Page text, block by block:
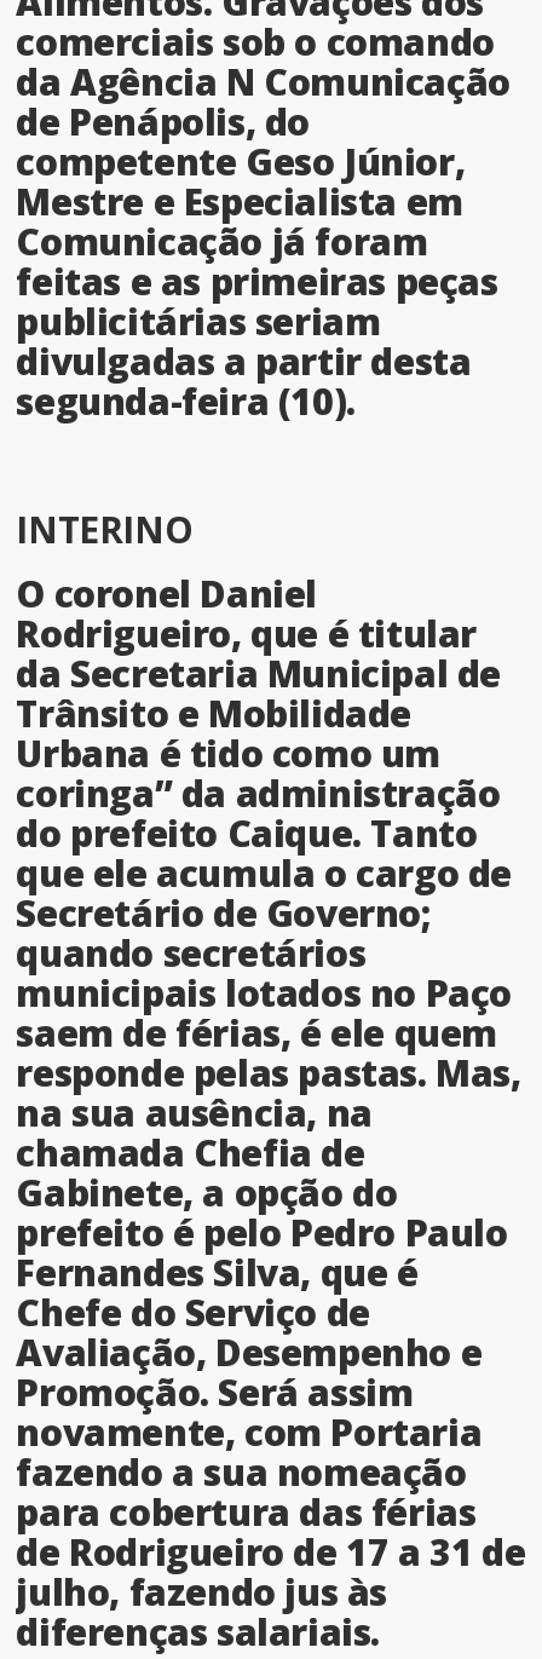
comerciais sob o comando
da Agência N Comunicação
de Penápolis, do
competente Geso Júnior,
Mestre e Especialista em
Comunicação já foram
feitas e as primeiras peças
publicitárias seriam
divulgadas a partir desta
segunda-feira (10).
INTERINO
O coronel Daniel
Rodrigueiro, que é titular
da Secretaria Municipal de
Trânsito e Mobilidade
Urbana é tido como um
coringa” da administração
do prefeito Caique. Tanto
que ele acumula o cargo de
Secretário de Governo;
quando secretários
municipais lotados no Paço
saem de férias, é ele quem
responde pelas pastas. Mas,
na sua ausência, na
chamada Chefia de
Gabinete, a opção do
prefeito é pelo Pedro Paulo
Fernandes Silva, que é
Chefe do Serviço de
Avaliação, Desempenho e
Promoção. Será assim
novamente, com Portaria
fazendo a sua nomeação
para cobertura das férias
de Rodrigueiro de 17 a 31 de
julho, fazendo jus às
diferenças salariais.